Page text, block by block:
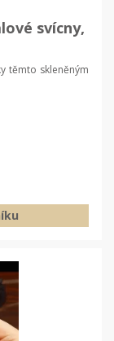
svícny,
těmto skleněným